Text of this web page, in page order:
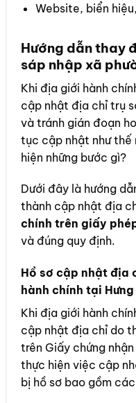
Website, biển
Hướng dẫn thay
sáp nhập xã
Khi địa giới hành
cập nhật địa chỉ trụ
và tránh gián đoạn
tục cập nhật như thế
hiện những bước gì?
Dưới đây là hướng
thành cập nhật địa
chính trên giấy
và đúng quy định.
Hồ sơ cập nhật địa
hành chính tại Hưng
Khi địa giới hành
cập nhật địa chỉ do
trên Giấy chứng
thực hiện việc cập
bị hồ sơ bao gồm